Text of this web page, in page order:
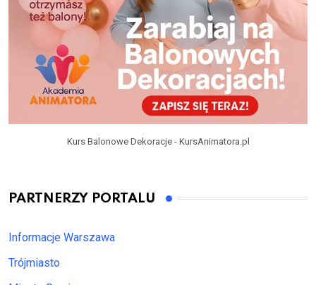
Kurs Balonowe Dekoracje - KursAnimatora.pl
PARTNERZY PORTALU
Informacje Warszawa
Trójmiasto